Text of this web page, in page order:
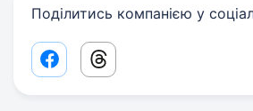
Поділитись компанією у
Facebook share link
Threads share link